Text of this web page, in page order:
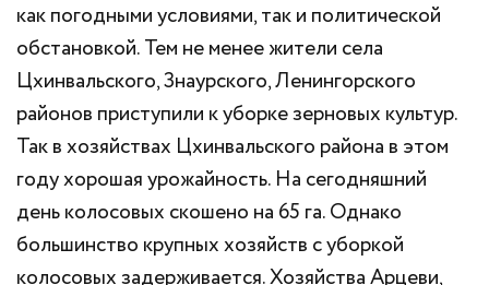
как погодными условиями, так и политической
обстановкой. Тем не менее жители села
Цхинвальского, Знаурского, Ленингорского
районов приступили к уборке зерновых культур.
Так в хозяйствах Цхинвальского района в этом
году хорошая урожайность. На сегодняшний
день колосовых скошено на 65 га. Однако
большинство крупных хозяйств с уборкой
колосовых задерживается. Хозяйства Арцеви,